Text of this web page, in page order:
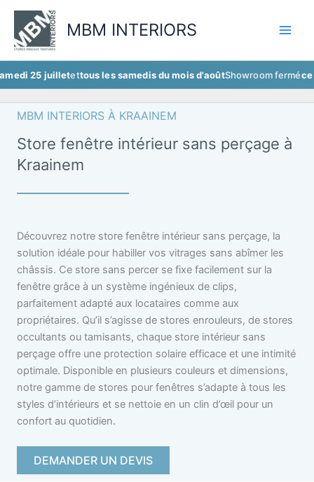
Aller
contenu
MBM INTERIORS
juillet ettous les samedis du mois d'aoûtShowroom ferméce samedi
MBM INTERIORS À KRAAINEM
Store fenêtre intérieur sans perçage à
Kraainem
Découvrez notre store fenêtre intérieur sans perçage, la
solution idéale pour habiller vos vitrages sans abîmer les
châssis. Ce store sans percer se fixe facilement sur la
fenêtre grâce à un système ingénieux de clips,
parfaitement adapté aux locataires comme aux
propriétaires. Qu’il s’agisse de stores enrouleurs, de stores
occultants ou tamisants, chaque store intérieur sans
perçage offre une protection solaire efficace et une intimité
optimale. Disponible en plusieurs couleurs et dimensions,
notre gamme de stores pour fenêtres s’adapte à tous les
styles d’intérieurs et se nettoie en un clin d’œil pour un
confort au quotidien.
DEMANDER UN DEVIS